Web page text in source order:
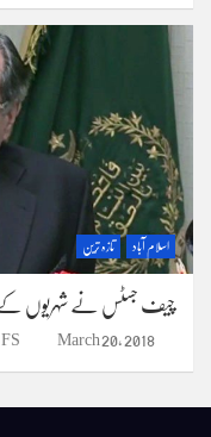
اسلام آباد تازہ ترین
چیف جسٹس نے شہریوں کے
March 20, 2018
FS